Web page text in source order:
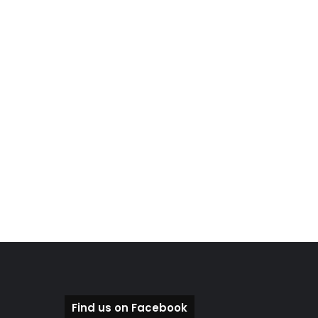
Find us on Facebook